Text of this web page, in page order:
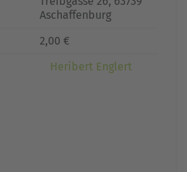
Aschaffenburg
2,00 €
Heribert Englert